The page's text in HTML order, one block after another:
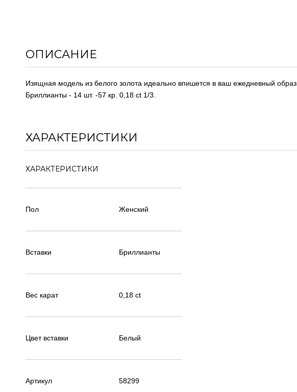
ОПИСАНИЕ
Изящная модель из белого золота идеально впишется в ваш ежедневный образ.
Бриллианты - 14 шт. -57 кр. 0,18 ct 1/3.
ХАРАКТЕРИСТИКИ
ХАРАКТЕРИСТИКИ
Пол Женский
Вставки Бриллианты
Вес карат 0,18 ct
Цвет вставки Белый
Артикул 58299